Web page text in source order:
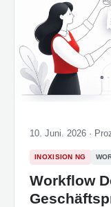
10. Juni. 2026 ·
INOXISION NG
Workflow